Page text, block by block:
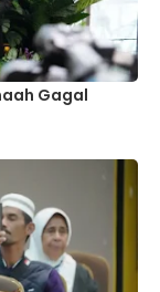
Gagal